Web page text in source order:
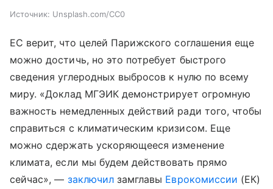
Источник: Unsplash.com/CC0
ЕС верит, что целей Парижского соглашения еще
можно достичь, но это потребует быстрого
сведения углеродных выбросов к нулю по всему
миру. «Доклад МГЭИК демонстрирует огромную
важность немедленных действий ради того, чтобы
справиться с климатическим кризисом. Еще
можно сдержать ускоряющееся изменение
климата, если мы будем действовать прямо
сейчас», — заключилзамглавы Еврокомиссии (ЕК)